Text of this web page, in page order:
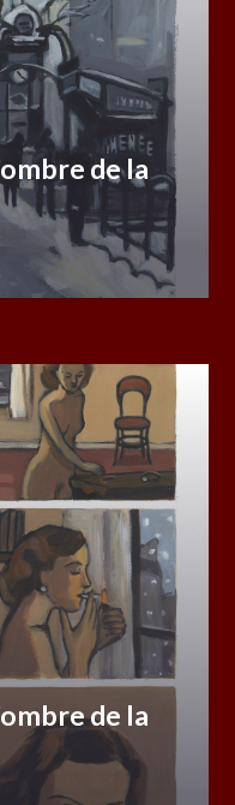
de la
de la